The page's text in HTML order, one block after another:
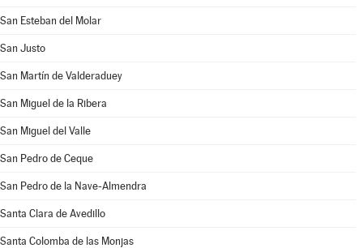
San Esteban del Molar
San Justo
San Martín de Valderaduey
San Miguel de la Ribera
San Miguel del Valle
San Pedro de Ceque
San Pedro de la Nave-Almendra
Santa Clara de Avedillo
Santa Colomba de las Monjas